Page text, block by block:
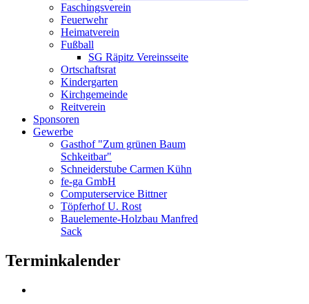
Faschingsverein
Feuerwehr
Heimatverein
Fußball
SG Räpitz Vereinsseite
Ortschaftsrat
Kindergarten
Kirchgemeinde
Reitverein
Sponsoren
Gewerbe
Gasthof "Zum grünen Baum
Schkeitbar"
Schneiderstube Carmen Kühn
fe-ga GmbH
Computerservice Bittner
Töpferhof U. Rost
Bauelemente-Holzbau Manfred
Sack
Terminkalender